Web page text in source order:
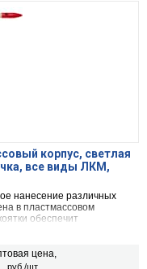
корпус, светлая
все виды ЛКМ,
нанесение различных
в пластмассовом
обеспечит
цена,
руб./шт.